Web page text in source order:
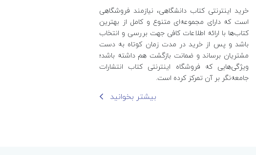
خرید اینترنتی کتاب‌ دانشگاهی، نیازمند فروشگاهی
است که دارای مجموعه‌ای متنوع و کامل از بهترین
کتاب‌ها با ارائه اطلاعات کافی جهت بررسی و انتخاب
باشد و پس از خرید در مدت زمان کوتاه به دست
مشتریان برساند و ضمانت بازگشت هم داشته باشد؛
ویژگی‌هایی که فروشگاه اینترنتی کتاب انتشارات
جامعه‌نگر بر آن تمرکز کرده است.
بیشتر بخوانید